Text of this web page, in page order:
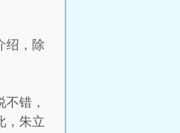
绍，除
错，
，朱立